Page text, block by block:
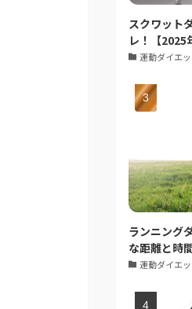
スクワット
レ！【2025
運動ダイエ
ランニング
な距離と時
運動ダイエ